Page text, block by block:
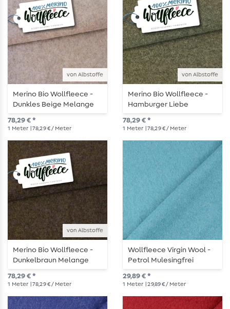
von Albstoffe
Merino Bio Wollfleece -
Dunkles Beige Melange
78,29 € *
1 Meter | 78,29 € / Meter
von Albstoffe
Merino Bio Wollfleece -
Hamburger Liebe
Stauboliv Melange
78,29 € *
1 Meter | 78,29 € / Meter
von Albstoffe
Merino Bio Wollfleece -
Dunkelbraun Melange
78,29 € *
1 Meter | 78,29 € / Meter
Wollfleece Virgin Wool -
Petrol Mulesingfrei
29,89 € *
1 Meter | 29,89 € / Meter